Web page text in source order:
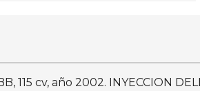
cv, año 2002. INYECCION